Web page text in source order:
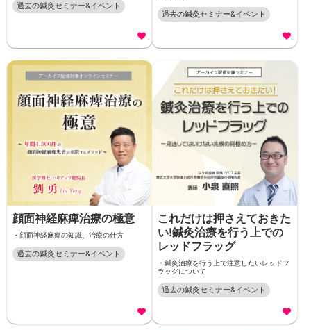
過去の鍼灸セミナー&イベント
過去の鍼灸セミナー&イベント
顔面神経麻痺治療の極意
・顔面神経麻痺の知識、治療の仕方
過去の鍼灸セミナー&イベント
これだけは押さえておきた
い!鍼灸治療を行う上での
レッドフラッグ
・鍼灸治療を行う上で注意したいレッドフ
ラッグについて
過去の鍼灸セミナー&イベント